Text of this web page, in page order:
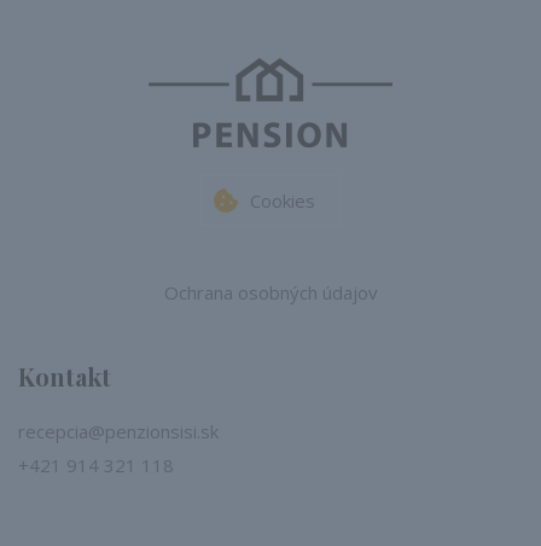
Cookies
Ochrana osobných údajov
Kontakt
recepcia@penzionsisi.sk
+421 914 321 118